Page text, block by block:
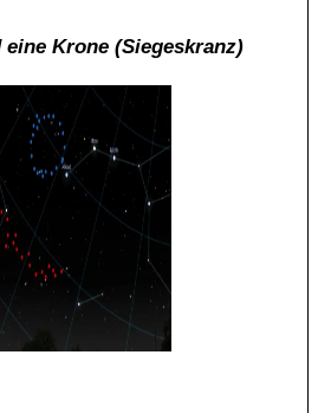
Krone (Siegeskranz)